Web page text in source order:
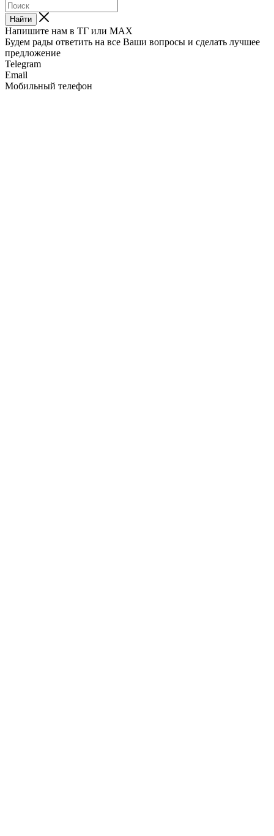
Найти
Напишите нам в ТГ или MAX
Будем рады ответить на все Ваши вопросы и сделать лучшее
предложение
Telegram
Email
Мобильный телефон